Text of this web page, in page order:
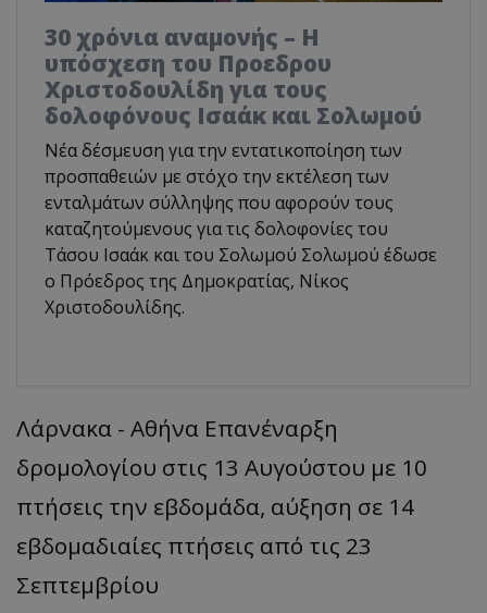
30 χρόνια αναμονής – Η
υπόσχεση του Προεδρου
Χριστοδουλίδη για τους
δολοφόνους Ισαάκ και Σολωμού
Νέα δέσμευση για την εντατικοποίηση των
προσπαθειών με στόχο την εκτέλεση των
ενταλμάτων σύλληψης που αφορούν τους
καταζητούμενους για τις δολοφονίες του
Τάσου Ισαάκ και του Σολωμού Σολωμού έδωσε
ο Πρόεδρος της Δημοκρατίας, Νίκος
Χριστοδουλίδης.
Λάρνακα - Αθήνα Επανέναρξη
δρομολογίου στις 13 Αυγούστου με 10
πτήσεις την εβδομάδα, αύξηση σε 14
εβδομαδιαίες πτήσεις από τις 23
Σεπτεμβρίου